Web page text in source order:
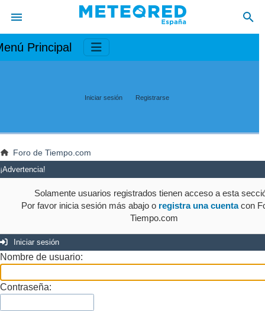
Principal
Iniciar sesión Registrarse
Foro de Tiempo.com
¡Advertencia!
Solamente usuarios registrados tienen acceso a esta
Por favor inicia sesión más abajo o registra una cuentacon
Tiempo.com
Iniciar sesión
Nombre de usuario:
Contraseña: